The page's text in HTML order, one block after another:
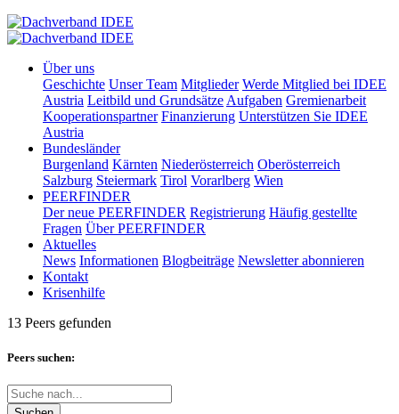
Über uns
Geschichte Unser Team Mitglieder Werde Mitglied bei IDEE
Austria Leitbild und Grundsätze Aufgaben Gremienarbeit
Kooperationspartner Finanzierung Unterstützen Sie IDEE
Austria
Bundesländer
Burgenland Kärnten Niederösterreich Oberösterreich
Salzburg Steiermark Tirol Vorarlberg Wien
PEERFINDER
Der neue PEERFINDER Registrierung Häufig gestellte
Fragen Über PEERFINDER
Aktuelles
News Informationen Blogbeiträge Newsletter abonnieren
Kontakt
Krisenhilfe
13 Peers gefunden
Peers suchen: